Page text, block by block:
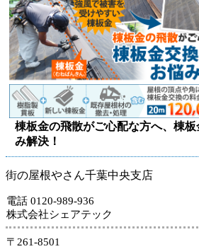
棟板金の飛散がご心配な方へ、棟
み解決！
街の屋根やさん千葉中央支店
電話 0120-989-936
株式会社シェアテック
〒261-8501